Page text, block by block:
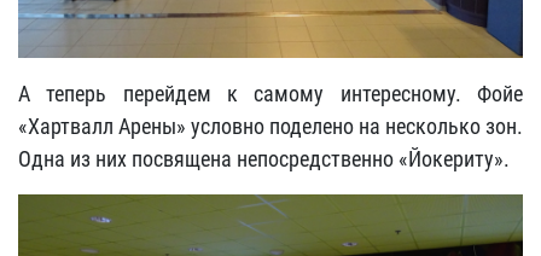
А теперь перейдем к самому интересному. Фойе
«Хартвалл Арены» условно поделено на несколько зон.
Одна из них посвящена непосредственно «Йокериту».